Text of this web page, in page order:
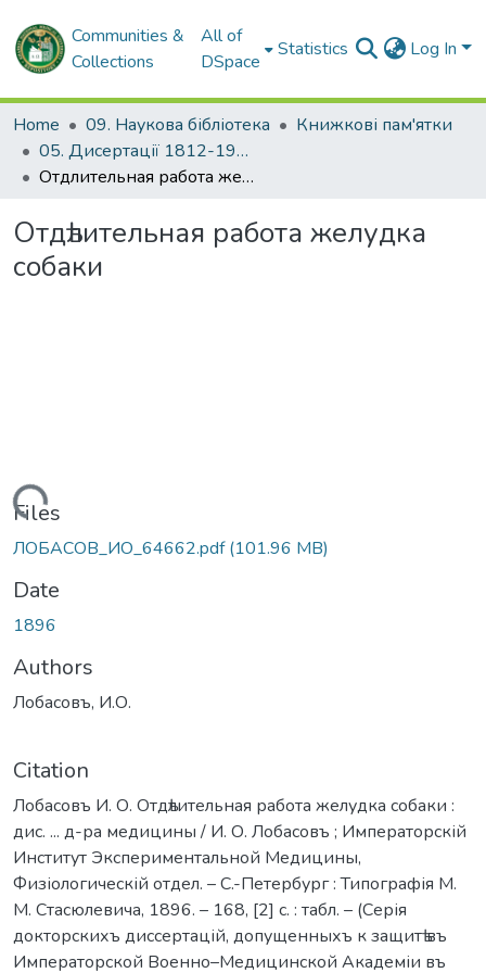
Communities &
Collections
All of
DSpace
Statistics Log In
Home 09. Наукова бібліотека
Книжкові пам'ятки
05. Дисертації 1812-1926 рр.
Отдѣлительная работа желудка собаки
Отдѣлительная работа желудка
собаки
Loading...
Files
ЛОБАСОВ_ИО_64662.pdf(101.96 MB)
Date
1896
Authors
Лобасовъ, И.О.
Citation
Лобасовъ И. О. Отдѣлительная работа желудка собаки :
дис. ... д-ра медицины / И. О. Лобасовъ ; Императорскій
Институт Экспериментальной Медицины,
Физіологическій отдел. – С.-Петербург : Типографія М.
М. Стасюлевича, 1896. – 168, [2] с. : табл. – (Серія
докторскихъ диссертацій, допущенныхъ к защитѣ въ
Императорской Военно–Медицинской Академіи въ